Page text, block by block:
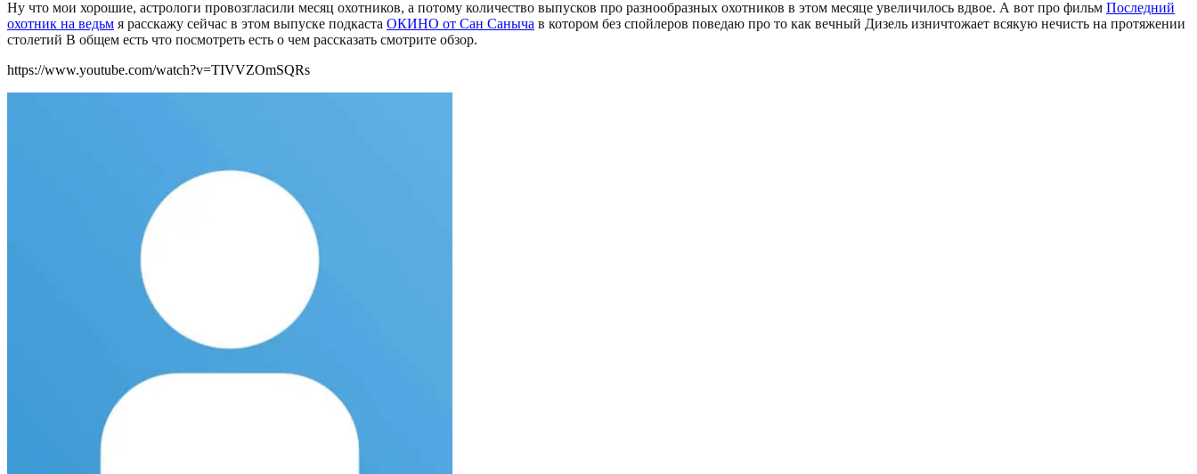
Ну что мои хорошие, астрологи провозгласили месяц охотников, а потому количество выпусков про разнообразных охотников в этом месяце увеличилось вдвое. А вот про фильм Последний
охотник на ведьм я расскажу сейчас в этом выпуске подкаста ОКИНО от Сан Саныча в котором без спойлеров поведаю про то как вечный Дизель изничтожает всякую нечисть на протяжении
столетий В общем есть что посмотреть есть о чем рассказать смотрите обзор.
https://www.youtube.com/watch?v=TIVVZOmSQRs